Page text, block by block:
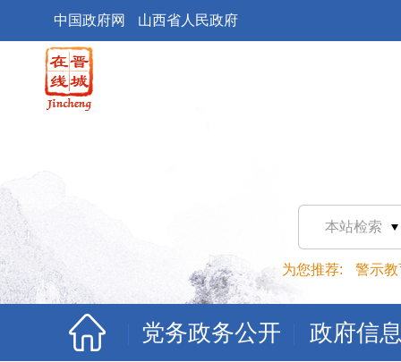
中国政府网 山西省人民政府
本站检索
为您推荐: 警示教
党务政务公开 政府信